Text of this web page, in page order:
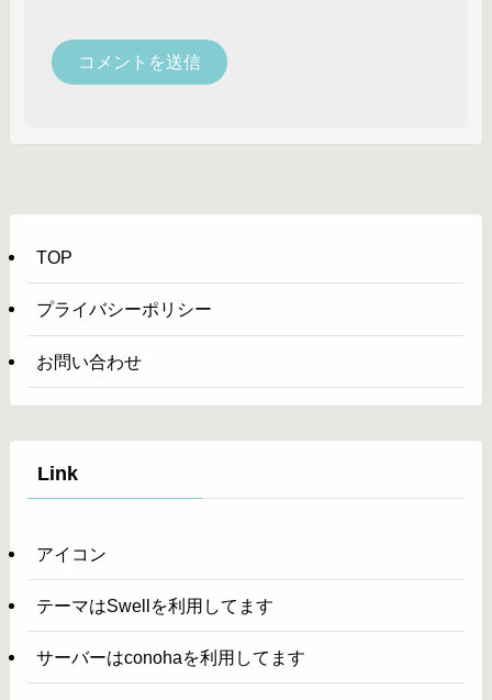
TOP
プライバシーポリシー
お問い合わせ
Link
アイコン
テーマはSwellを利用してます
サーバーはconohaを利用してます